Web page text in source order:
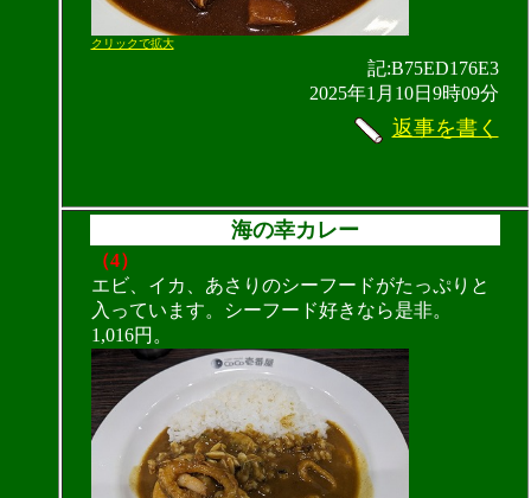
クリックで拡大
記:B75ED176E3
2025年1月10日9時09分
返事を書く
海の幸カレー
（4）
エビ、イカ、あさりのシーフードがたっぷりと
入っています。シーフード好きなら是非。
1,016円。